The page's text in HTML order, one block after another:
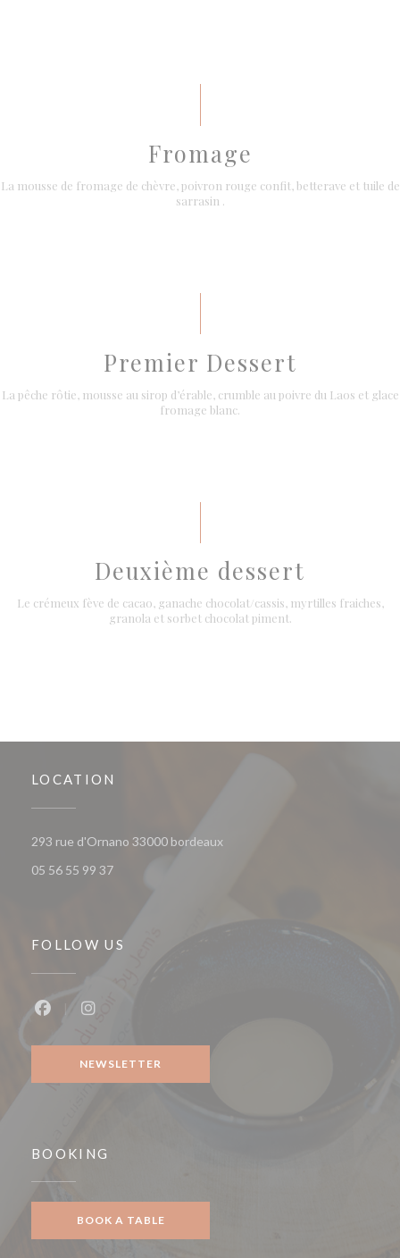
Fromage
La mousse de fromage de chèvre, poivron rouge confit, betterave et tuile de
sarrasin .
Premier Dessert
La pêche rôtie, mousse au sirop d’érable, crumble au poivre du Laos et glace
fromage blanc.
Deuxième dessert
Le crémeux fève de cacao, ganache chocolat/cassis, myrtilles fraiches,
granola et sorbet chocolat piment.
LOCATION
293 rue d'Ornano 33000 bordeaux((opens in a new window))
05 56 55 99 37
FOLLOW US
NEWSLETTER
BOOKING
BOOK A TABLE